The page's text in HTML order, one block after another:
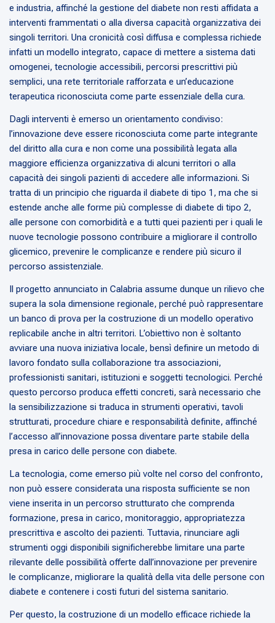
e industria, affinché la gestione del diabete non resti affidata a
interventi frammentati o alla diversa capacità organizzativa dei
singoli territori. Una cronicità così diffusa e complessa richiede
infatti un modello integrato, capace di mettere a sistema dati
omogenei, tecnologie accessibili, percorsi prescrittivi più
semplici, una rete territoriale rafforzata e un’educazione
terapeutica riconosciuta come parte essenziale della cura.
Dagli interventi è emerso un orientamento condiviso:
l’innovazione deve essere riconosciuta come parte integrante
del diritto alla cura e non come una possibilità legata alla
maggiore efficienza organizzativa di alcuni territori o alla
capacità dei singoli pazienti di accedere alle informazioni. Si
tratta di un principio che riguarda il diabete di tipo 1, ma che si
estende anche alle forme più complesse di diabete di tipo 2,
alle persone con comorbidità e a tutti quei pazienti per i quali le
nuove tecnologie possono contribuire a migliorare il controllo
glicemico, prevenire le complicanze e rendere più sicuro il
percorso assistenziale.
Il progetto annunciato in Calabria assume dunque un rilievo che
supera la sola dimensione regionale, perché può rappresentare
un banco di prova per la costruzione di un modello operativo
replicabile anche in altri territori. L’obiettivo non è soltanto
avviare una nuova iniziativa locale, bensì definire un metodo di
lavoro fondato sulla collaborazione tra associazioni,
professionisti sanitari, istituzioni e soggetti tecnologici. Perché
questo percorso produca effetti concreti, sarà necessario che
la sensibilizzazione si traduca in strumenti operativi, tavoli
strutturati, procedure chiare e responsabilità definite, affinché
l’accesso all’innovazione possa diventare parte stabile della
presa in carico delle persone con diabete.
La tecnologia, come emerso più volte nel corso del confronto,
non può essere considerata una risposta sufficiente se non
viene inserita in un percorso strutturato che comprenda
formazione, presa in carico, monitoraggio, appropriatezza
prescrittiva e ascolto dei pazienti. Tuttavia, rinunciare agli
strumenti oggi disponibili significherebbe limitare una parte
rilevante delle possibilità offerte dall’innovazione per prevenire
le complicanze, migliorare la qualità della vita delle persone con
diabete e contenere i costi futuri del sistema sanitario.
Per questo, la costruzione di un modello efficace richiede la